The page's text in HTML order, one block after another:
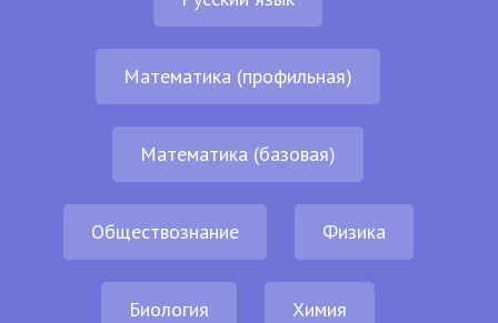
Математика (профильная)
Математика (базовая)
Обществознание Физика
Биология Химия